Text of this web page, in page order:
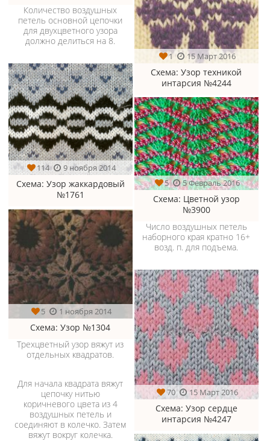
Количество воздушных
петель основной цепочки
для двухцветного узора
должно делиться на 8.
1 15 Март 2016
Схема: Узор техникой
интарсия №4244
114 9 ноября 2014
Схема: Узор жаккардовый
№1761
5 5 Февраль 2016
Схема: Цветной узор
№3900
Число воздушных петель
наборного края кратно 16+
возд. п. для подъема.
5 1 ноября 2014
Схема: Узор №1304
Трехцветный узор вяжут из
отдельных квадратов.
Для начала квадрата вяжут
цепочку нитью
коричневого цвета из 4
воздушных петель и
соединяют в колечко. Затем
вяжут вокруг колечка.
70 15 Март 2016
Схема: Узор сердце
интарсия №4247